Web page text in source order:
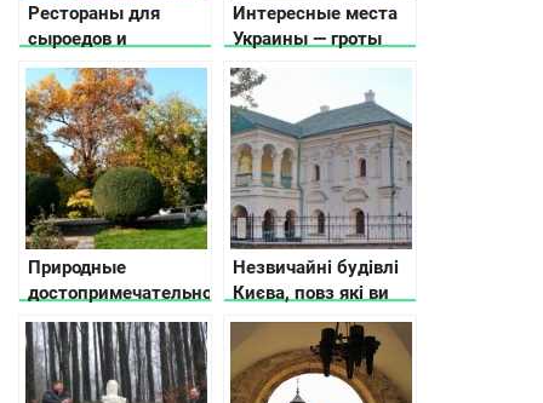
Рестораны для
сыроедов и
вегетарианцев в
разных городах
Украины
Интересные места
Украины — гроты
пещерные
монастыри,
скальные города
Природные
достопримечательности
Украины — места, о
которых мало кто
слышал
Незвичайні будівлі
Києва, повз які ви
часто проходите